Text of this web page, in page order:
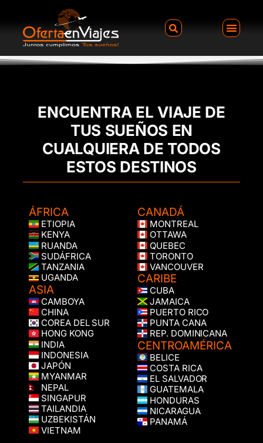
ENCUENTRA EL VIAJE DE
TUS SUEÑOS EN
CUALQUIERA DE TODOS
ESTOS DESTINOS
ÁFRICA
ETIOPIA
KENYA
RUANDA
SUDÁFRICA
TANZANIA
UGANDA
ASIA
CAMBOYA
CHINA
COREA DEL SUR
HONG KONG
INDIA
INDONESIA
JAPÓN
MYANMAR
NEPAL
SINGAPUR
TAILANDIA
UZBEKISTÁN
VIETNAM
CANADÁ
MONTREAL
OTTAWA
QUEBEC
TORONTO
VANCOUVER
CARIBE
CUBA
JAMAICA
PUERTO RICO
PUNTA CANA
REP. DOMINICANA
CENTROAMÉRICA
BELICE
COSTA RICA
EL SALVADOR
GUATEMALA
HONDURAS
NICARAGUA
PANAMÁ